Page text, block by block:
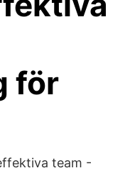
för
team -